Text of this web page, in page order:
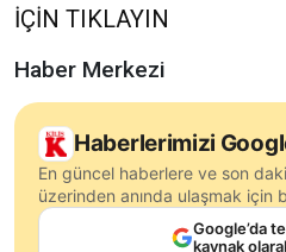
İÇİN TIKLAYIN
Haber Merkezi
Haberlerimizi
En güncel haberlere ve son
üzerinden anında ulaşmak için
Google’da
kaynak